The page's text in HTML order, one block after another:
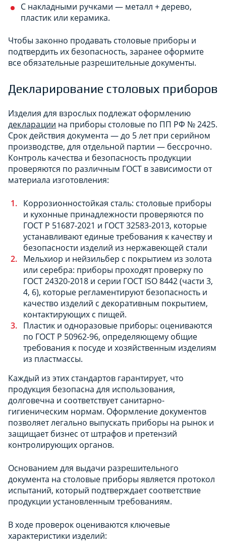
С накладными ручками — металл + дерево,
пластик или керамика.
Чтобы законно продавать столовые приборы и
подтвердить их безопасность, заранее оформите
все обязательные разрешительные документы.
Декларирование столовых приборов
Изделия для взрослых подлежат оформлению
декларации на приборы столовые по ПП РФ № 2425.
Срок действия документа — до 5 лет при серийном
производстве, для отдельной партии — бессрочно.
Контроль качества и безопасность продукции
проверяются по различным ГОСТ в зависимости от
материала изготовления:
Коррозионностойкая сталь: столовые приборы
и кухонные принадлежности проверяются по
ГОСТ Р 51687-2021 и ГОСТ 32583-2013, которые
устанавливают единые требования к качеству и
безопасности изделий из нержавеющей стали
Мельхиор и нейзильбер с покрытием из золота
или серебра: приборы проходят проверку по
ГОСТ 24320-2018 и серии ГОСТ ISO 8442 (части 3,
4, 6), которые регламентируют безопасность и
качество изделий с декоративным покрытием,
контактирующих с пищей.
Пластик и одноразовые приборы: оцениваются
по ГОСТ Р 50962-96, определяющему общие
требования к посуде и хозяйственным изделиям
из пластмассы.
Каждый из этих стандартов гарантирует, что
продукция безопасна для использования,
долговечна и соответствует санитарно-
гигиеническим нормам. Оформление документов
позволяет легально выпускать приборы на рынок и
защищает бизнес от штрафов и претензий
контролирующих органов.
Основанием для выдачи разрешительного
документа на столовые приборы является протокол
испытаний, который подтверждает соответствие
продукции установленным требованиям.
В ходе проверок оцениваются ключевые
характеристики изделий: